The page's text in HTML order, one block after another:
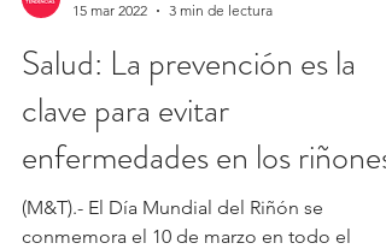
15 mar 2022
3 min de lectura
Salud: La prevención es la
clave para evitar
enfermedades en los riñones
(M&T).- El Día Mundial del Riñón se
conmemora el 10 de marzo en todo el